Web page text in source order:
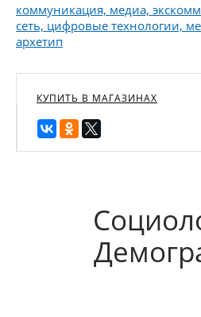
коммуникация, медиа,
сеть, цифровые технологии,
архетип
КУПИТЬ В МАГАЗИНАХ